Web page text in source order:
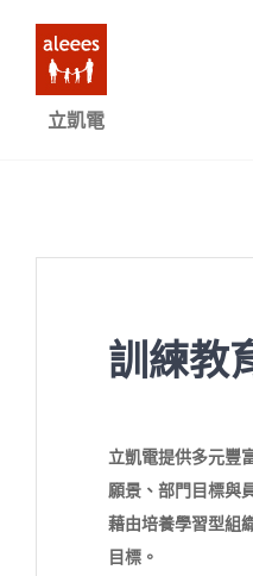
content
立凱電
訓練教
立凱電提供多元豐
願景、部門目標與
藉由培養學習型組
目標。